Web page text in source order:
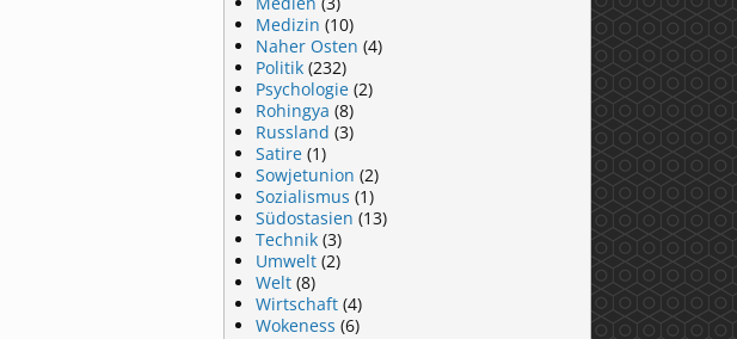
Medizin (10)
Naher Osten (4)
Politik (232)
Psychologie (2)
Rohingya (8)
Russland (3)
Satire (1)
Sowjetunion (2)
Sozialismus (1)
Südostasien (13)
Technik (3)
Umwelt (2)
Welt (8)
Wirtschaft (4)
Wokeness (6)